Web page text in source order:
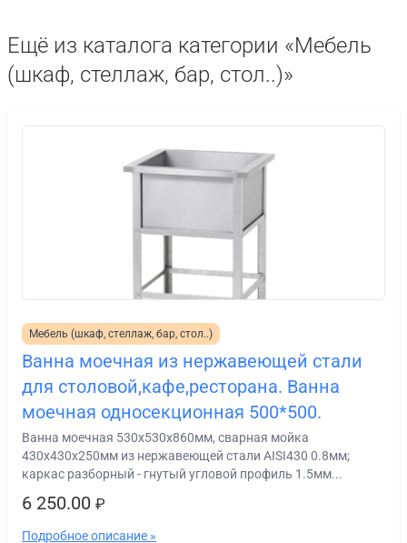
Ещё из каталога категории «Мебель
(шкаф, стеллаж, бар, стол..)»
Мебель (шкаф, стеллаж, бар, стол..)
Ванна моечная из нержавеющей стали
для столовой,кафе,ресторана. Ванна
моечная односекционная 500*500.
Ванна моечная 530х530х860мм, сварная мойка
430х430х250мм из нержавеющей стали AISI430 0.8мм;
каркас разборный - гнутый угловой профиль 1.5мм...
6 250.00 ₽
Подробное описание »